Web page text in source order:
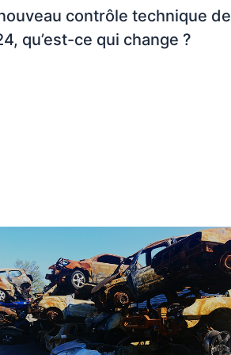
contrôle technique de
qu’est-ce qui change ?